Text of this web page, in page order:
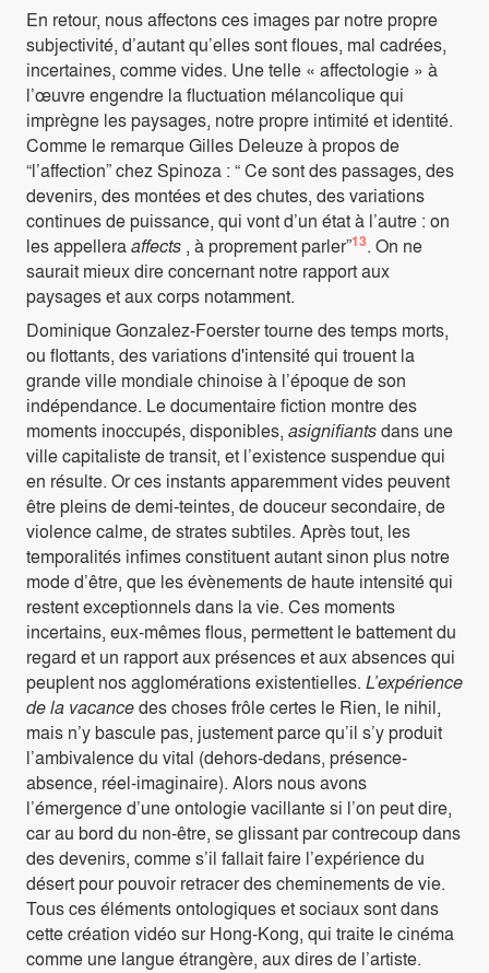
En retour, nous affectons ces images par notre propre
subjectivité, d’autant qu’elles sont floues, mal cadrées,
incertaines, comme vides. Une telle « affectologie » à
l’œuvre engendre la fluctuation mélancolique qui
imprègne les paysages, notre propre intimité et identité.
Comme le remarque Gilles Deleuze à propos de
“l’affection” chez Spinoza : “ Ce sont des passages, des
devenirs, des montées et des chutes, des variations
continues de puissance, qui vont d’un état à l’autre : on
les appelleraaffects , à proprement parler”13. On ne
saurait mieux dire concernant notre rapport aux
paysages et aux corps notamment.
Dominique Gonzalez-Foerster tourne des temps morts,
ou flottants, des variations d'intensité qui trouent la
grande ville mondiale chinoise à l’époque de son
indépendance. Le documentaire fiction montre des
moments inoccupés, disponibles, asignifiantsdans une
ville capitaliste de transit, et l’existence suspendue qui
en résulte. Or ces instants apparemment vides peuvent
être pleins de demi-teintes, de douceur secondaire, de
violence calme, de strates subtiles. Après tout, les
temporalités infimes constituent autant sinon plus notre
mode d’être, que les évènements de haute intensité qui
restent exceptionnels dans la vie. Ces moments
incertains, eux-mêmes flous, permettent le battement du
regard et un rapport aux présences et aux absences qui
peuplent nos agglomérations existentielles. L’expérience
de la vacancedes choses frôle certes le Rien, le nihil,
mais n’y bascule pas, justement parce qu’il s’y produit
l’ambivalence du vital (dehors-dedans, présence-
absence, réel-imaginaire). Alors nous avons
l’émergence d’une ontologie vacillante si l’on peut dire,
car au bord du non-être, se glissant par contrecoup dans
des devenirs, comme s’il fallait faire l’expérience du
désert pour pouvoir retracer des cheminements de vie.
Tous ces éléments ontologiques et sociaux sont dans
cette création vidéo sur Hong-Kong, qui traite le cinéma
comme une langue étrangère, aux dires de l’artiste.